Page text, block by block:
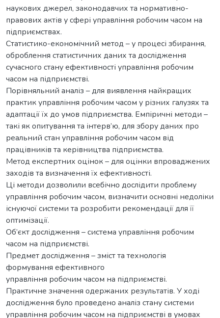
наукових джерел, законодавчих та нормативно-
правових актів у сфері управління робочим часом на
підприємствах.
Статистико-економічний метод – у процесі збирання,
оброблення статистичних даних та дослідження
сучасного стану ефективності управління робочим
часом на підприємстві.
Порівняльний аналіз – для виявлення найкращих
практик управління робочим часом у різних галузях та
адаптації їх до умов підприємства. Емпіричні методи –
такі як опитування та інтерв’ю, для збору даних про
реальний стан управління робочим часом від
працівників та керівництва підприємства.
Метод експертних оцінок – для оцінки впроваджених
заходів та визначення їх ефективності.
Ці методи дозволили всебічно дослідити проблему
управління робочим часом, визначити основні недоліки
існуючої системи та розробити рекомендації для її
оптимізації.
Об’єкт дослідження – система управління робочим
часом на підприємстві.
Предмет дослідження – зміст та технологія
формування ефективного
управління робочим часом на підприємстві.
Практичне значення одержаних результатів. У ході
дослідження було проведено аналіз стану системи
управління робочим часом на підприємстві в умовах